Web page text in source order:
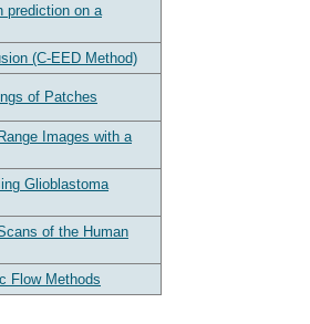
prediction on a
(C-EED Method)
of Patches
Images with a
Glioblastoma
of the Human
Flow Methods